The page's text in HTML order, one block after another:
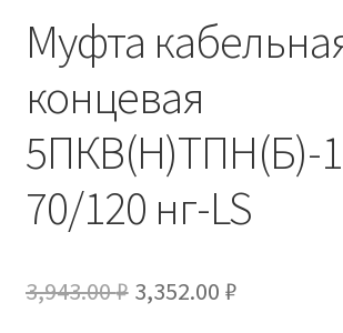
Муфта
концевая
5ПКВ(Н)ТПН(Б)-
70/120 нг-LS
3,943.00₽ Первоначальная
3,352.00 ₽Текущая